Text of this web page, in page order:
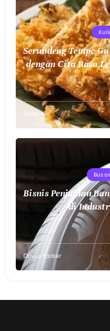
Serundeng Tempe
dengan Cita Rasa
Sahil
Bisnis Penjualan
di
Olivia Parker